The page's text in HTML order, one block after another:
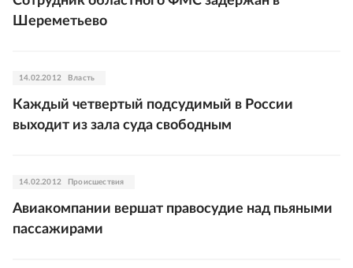
Шереметьево
14.02.2012 Власть
Каждый четвертый подсудимый в России
выходит из зала суда свободным
14.02.2012 Происшествия
Авиакомпании вершат правосудие над пьяными
пассажирами